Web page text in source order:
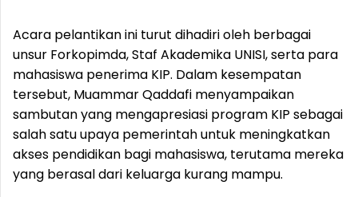
Acara pelantikan ini turut dihadiri oleh berbagai
unsur Forkopimda, Staf Akademika UNISI, serta para
mahasiswa penerima KIP. Dalam kesempatan
tersebut, Muammar Qaddafi menyampaikan
sambutan yang mengapresiasi program KIP sebagai
salah satu upaya pemerintah untuk meningkatkan
akses pendidikan bagi mahasiswa, terutama mereka
yang berasal dari keluarga kurang mampu.